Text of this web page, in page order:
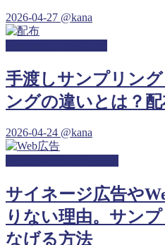
2026-04-27 @kana
手渡しサンプリン
ングの違いとは？
2026-04-24 @kana
サイネージ広告や
りない理由。サン
なげる方法